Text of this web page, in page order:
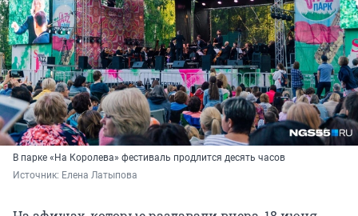
В парке «На Королева» фестиваль продлится десять часов
Источник: Елена Латыпова